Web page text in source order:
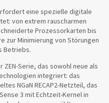
eine spezielle digitale
von extrem rauscharmen
Prozessorkarten bis
zur Minimierung von Störungen
Betriebs.
ZEN-Serie, das sowohl neue als
integriert: das
NGaN RECAP2-Netzteil, das
3 mit Echtzeit-Kernel in